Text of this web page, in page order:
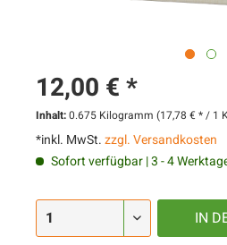
12,00 € *
Inhalt:0.675 Kilogramm (17,78 € * / 1
*inkl. MwSt.zzgl. Versandkosten
Sofort verfügbar | 3 - 4
IN